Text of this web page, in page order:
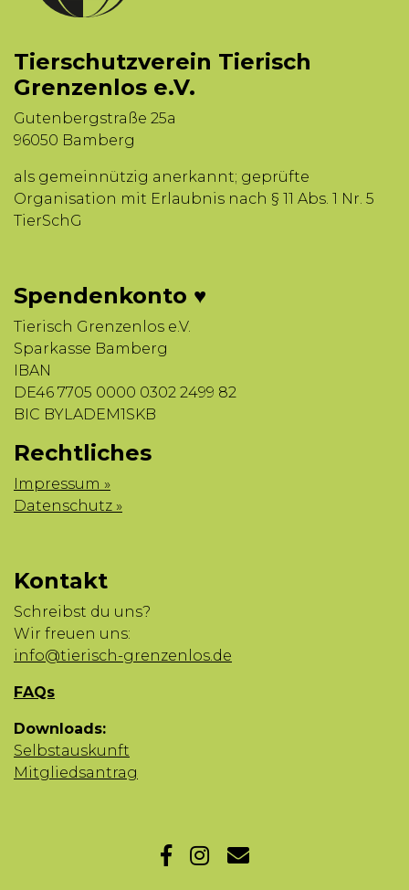
Tierschutzverein Tierisch
Grenzenlos e.V.
Gutenbergstraße 25a
96050 Bamberg
als gemeinnützig anerkannt; geprüfte
Organisation mit Erlaubnis nach § 11 Abs. 1 Nr. 5
TierSchG
Spendenkonto ♥
Tierisch Grenzenlos e.V.
Sparkasse Bamberg
IBAN
DE46 7705 0000 0302 2499 82
BIC BYLADEM1SKB
Rechtliches
Impressum »
Datenschutz »
Kontakt
Schreibst du uns?
Wir freuen uns:
info@tierisch-grenzenlos.de
FAQs
Downloads:
Selbstauskunft
Mitgliedsantrag